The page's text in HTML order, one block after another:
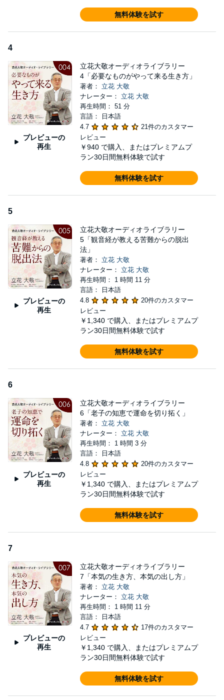
無料体験を試す
4
プレビューの
再生
立花大敬オーディオライブラリー
4「必要なものがやって来る生き方」
著者： 立花 大敬
ナレーター： 立花 大敬
再生時間： 51 分
言語： 日本語
4.7
21件のカスタマー
レビュー
￥940 で購入、またはプレミアムプ
ラン30日間無料体験で試す
無料体験を試す
5
プレビューの
再生
立花大敬オーディオライブラリー
5「観音経が教える苦難からの脱出
法」
著者： 立花 大敬
ナレーター： 立花 大敬
再生時間： 1 時間 11 分
言語： 日本語
4.8
20件のカスタマー
レビュー
￥1,340 で購入、またはプレミアムプ
ラン30日間無料体験で試す
無料体験を試す
6
プレビューの
再生
立花大敬オーディオライブラリー
6「老子の知恵で運命を切り拓く」
著者： 立花 大敬
ナレーター： 立花 大敬
再生時間： 1 時間 3 分
言語： 日本語
4.8
20件のカスタマー
レビュー
￥1,340 で購入、またはプレミアムプ
ラン30日間無料体験で試す
無料体験を試す
7
プレビューの
再生
立花大敬オーディオライブラリー
7「本気の生き方、本気の出し方」
著者： 立花 大敬
ナレーター： 立花 大敬
再生時間： 1 時間 11 分
言語： 日本語
4.7
17件のカスタマー
レビュー
￥1,340 で購入、またはプレミアムプ
ラン30日間無料体験で試す
無料体験を試す